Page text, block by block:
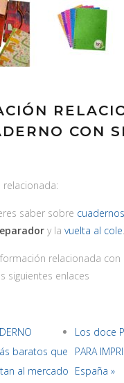
CON
saber sobre
y la vuelta al cole.
relacionada con
siguientes enlaces
baratos que
al mercado
Los doce
PARA
España »